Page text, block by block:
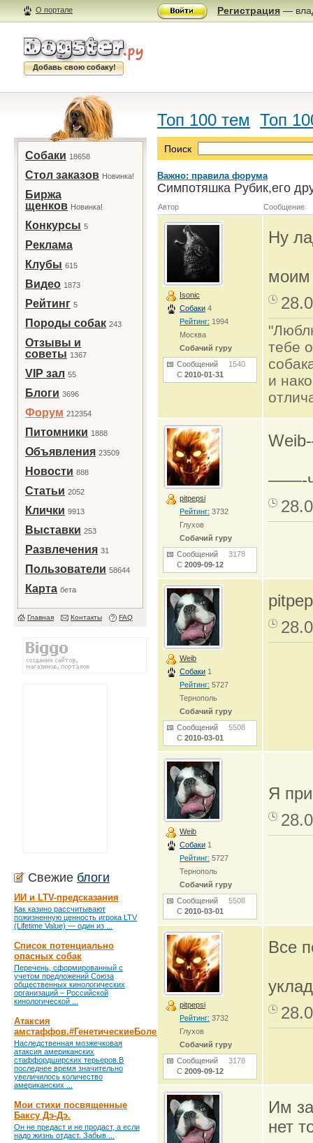
О портале Регистрация —
Добавь свою собаку!
Собаки 18658
Стол заказов Новинка!
Биржа
щенков Новинка!
Конкурсы 5
Реклама
Клубы 615
Видео 1873
Рейтинг 5
Породы собак 243
Отзывы и
советы 1367
VIP зал 55
Блоги 3696
Форум 212354
Питомники 1888
Объявления 23509
Новости 888
Статьи 2052
Клички 9913
Выставки 253
Развлечения 31
Пользователи 58644
Карта бета
Главная Контакты FAQ
Свежие блоги
ИИ и LTV-предсказания
Как казино рассчитывают
пожизненную ценность игрока LTV
(Lifetime Value) — один из ...
Список потенциально
опасных собак
Перечень, сформированный с
учетом предложений Союза
общественных кинологических
организаций – Российской
кинологической ...
Атаксия
амстаффов.#ГенетическиеБолезни
Наследственная мозжечковая
атаксия американских
стаффордширских терьеров.В
последнее время значительно
увеличилось количество
американских ...
Мои стихи посвященные
Баксу Дэ-Дэ.
Он не предаст и не продаст, а если
надо жизнь отдаст. Забыв ...
Топ 100 тем Топ
Поиск
Важно: правила форума
Симпотяшка Рубик,его
Автор Сообщение
Isonic
Собаки 4
Рейтинг: 1994
Москва
Собачий гуру
Сообщений 1540
С 2010-01-31
Ну
тебе
и
pitpepsi
Рейтинг: 3732
Глухов
Собачий гуру
Сообщений 3178
С 2009-09-12
——-
Weib
Собаки 1
Рейтинг: 5727
Тернополь
Собачий гуру
Сообщений 5508
С 2010-03-01
Weib
Собаки 1
Рейтинг: 5727
Тернополь
Собачий гуру
Сообщений 5508
С 2010-03-01
Я
pitpepsi
Рейтинг: 3732
Глухов
Собачий гуру
Сообщений 3178
С 2009-09-12
Все
Им
нет